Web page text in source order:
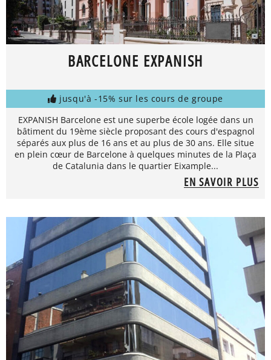
BARCELONE EXPANISH
jusqu'à -15% sur les cours de groupe
EXPANISH Barcelone est une superbe école logée dans un
bâtiment du 19ème siècle proposant des cours d'espagnol
séparés aux plus de 16 ans et au plus de 30 ans. Elle situe
en plein cœur de Barcelone à quelques minutes de la Plaça
de Catalunia dans le quartier Eixample...
EN SAVOIR PLUS